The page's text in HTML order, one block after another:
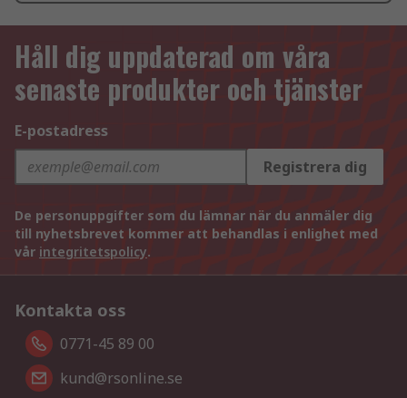
Håll dig uppdaterad om våra
senaste produkter och tjänster
E-postadress
Registrera dig
De personuppgifter som du lämnar när du anmäler dig
till nyhetsbrevet kommer att behandlas i enlighet med
vår integritetspolicy.
Kontakta oss
0771-45 89 00
kund@rsonline.se